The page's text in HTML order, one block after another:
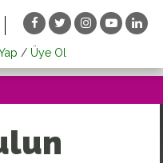
/ Üye Ol